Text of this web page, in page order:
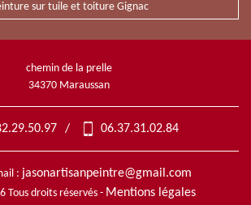
sur tuile et toiture Gignac
chemin de la prelle
34370 Maraussan
/ 06.37.31.02.84
: jasonartisanpeintre@gmail.com
Tous droits réservés - Mentions légales